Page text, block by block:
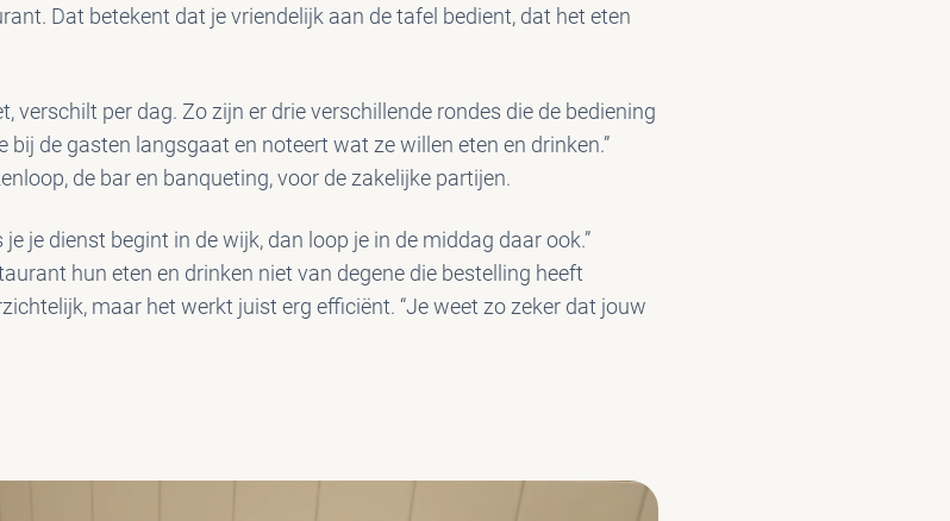
Dat betekent dat je vriendelijk aan de tafel bedient, dat het eten
verschilt per dag. Zo zijn er drie verschillende rondes die de bediening
bij de gasten langsgaat en noteert wat ze willen eten en drinken.”
de bar en banqueting, voor de zakelijke partijen.
je dienst begint in de wijk, dan loop je in de middag daar ook.”
hun eten en drinken niet van degene die bestelling heeft
maar het werkt juist erg efficiënt. “Je weet zo zeker dat jouw